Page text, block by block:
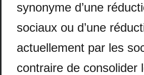
synonyme d’une
sociaux ou d’une
actuellement par les
contraire de consolider